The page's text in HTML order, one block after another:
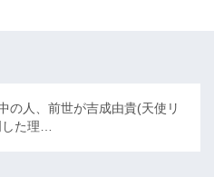
の人、前世が吉成由貴(天使リ
た理…